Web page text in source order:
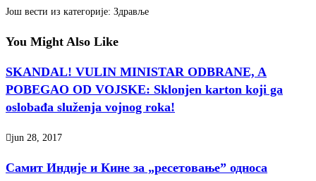
Још вести из категорије: Здравље
You Might Also Like
SKANDAL! VULIN MINISTAR ODBRANE, A
POBEGAO OD VOJSKE: Sklonjen karton koji ga
oslobađa služenja vojnog roka!
jun 28, 2017
Самит Индије и Кине за „ресетовање” односа